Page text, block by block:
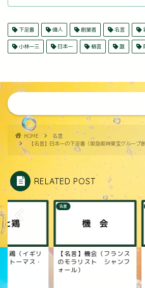
下足番 偉人 創業者 名言
小林一三 日本一 格言 誰
HOME
名言
【名言】日本一の下足番（阪急阪神東宝グループ
RELATED POST
言】機会（フランス
ラリスト シャンフ
【名言】うちがやる（
業家 佐治敬三）